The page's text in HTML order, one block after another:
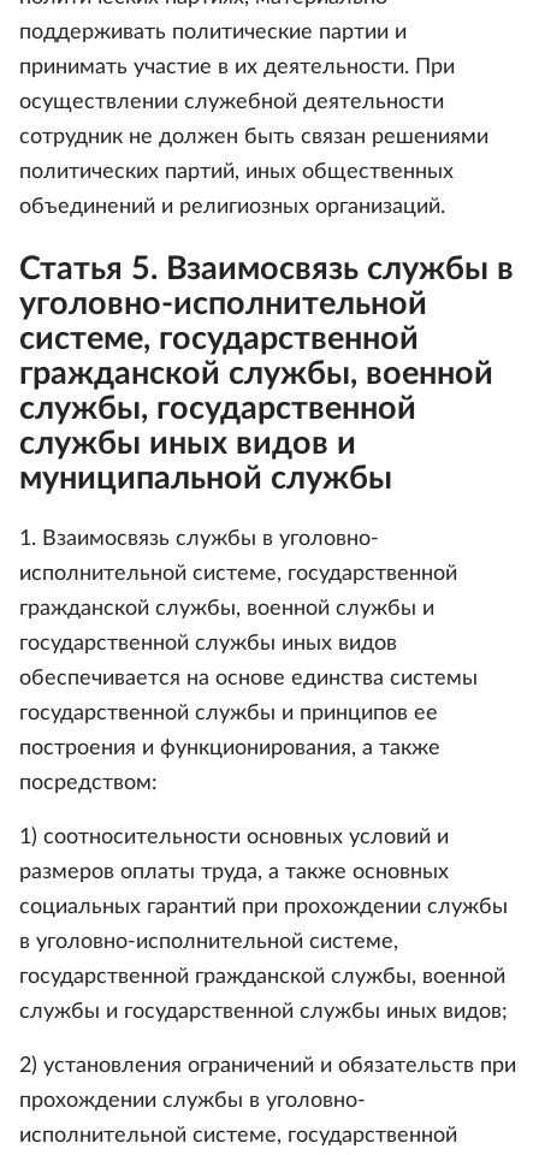
поддерживать политические партии и
принимать участие в их деятельности. При
осуществлении служебной деятельности
сотрудник не должен быть связан решениями
политических партий, иных общественных
объединений и религиозных организаций.
Статья 5. Взаимосвязь службы в
уголовно-исполнительной
системе, государственной
гражданской службы, военной
службы, государственной
службы иных видов и
муниципальной службы
1. Взаимосвязь службы в уголовно-
исполнительной системе, государственной
гражданской службы, военной службы и
государственной службы иных видов
обеспечивается на основе единства системы
государственной службы и принципов ее
построения и функционирования, а также
посредством:
1) соотносительности основных условий и
размеров оплаты труда, а также основных
социальных гарантий при прохождении службы
в уголовно-исполнительной системе,
государственной гражданской службы, военной
службы и государственной службы иных видов;
2) установления ограничений и обязательств при
прохождении службы в уголовно-
исполнительной системе, государственной